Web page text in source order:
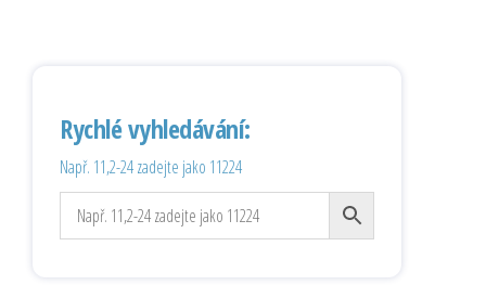
Rychlé vyhledávání:
Např. 11,2-24 zadejte jako 11224